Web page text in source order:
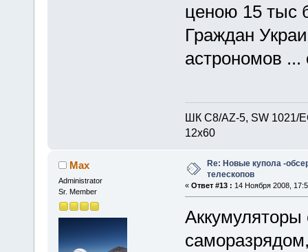
ценою 15 тыс
Граждан
астрономов
ШК С8/AZ-5, SW 1021/
12х60
Max
Administrator
Sr. Member
Re: Новые купола -
телескопов
« Ответ #13 : 14 Ноября 2008,